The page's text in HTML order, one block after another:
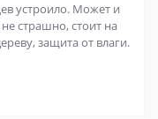
устроило. Может и
страшно, стоит на
защита от влаги.